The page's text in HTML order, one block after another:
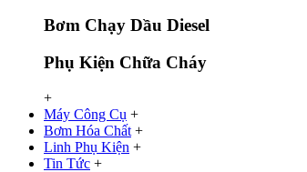
Bơm Chạy Dầu Diesel
Phụ Kiện Chữa Cháy
+
Máy Công Cụ +
Bơm Hóa Chất +
Linh Phụ Kiện +
Tin Tức +